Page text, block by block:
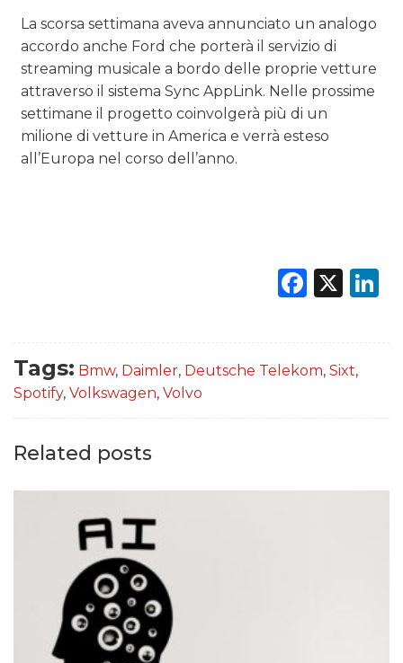
La scorsa settimana aveva annunciato un analogo
accordo anche Ford che porterà il servizio di
streaming musicale a bordo delle proprie vetture
attraverso il sistema Sync AppLink. Nelle prossime
settimane il progetto coinvolgerà più di un
milione di vetture in America e verrà esteso
all’Europa nel corso dell’anno.
X
Tags: Bmw, Daimler, Deutsche Telekom, Sixt,
Spotify, Volkswagen, Volvo
Related posts